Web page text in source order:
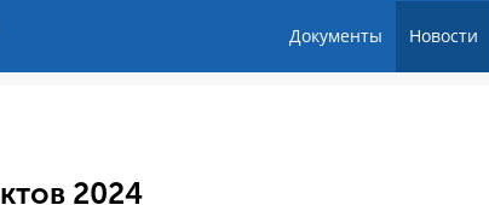
Документы Новости
2024